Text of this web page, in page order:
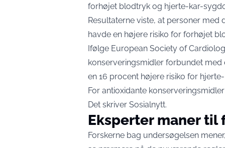
forhøjet blodtryk og hjerte-kar-
Resultaterne viste, at personer med
havde en højere risiko for forhøjet
Ifølge European Society of
konserveringsmidler forbundet
en 16 procent højere risiko for
For antioxidante
Det skriver Sosialnytt.
Eksperter maner til
Forskerne bag undersøgelsen